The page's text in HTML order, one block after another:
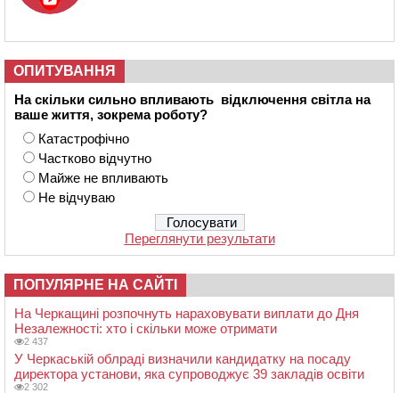
ОПИТУВАННЯ
На скільки сильно впливають відключення світла на
ваше життя, зокрема роботу?
Катастрофічно
Частково відчутно
Майже не впливають
Не відчуваю
Переглянути результати
ПОПУЛЯРНЕ НА САЙТІ
На Черкащині розпочнуть нараховувати виплати до Дня
Незалежності: хто і скільки може отримати
2 437
У Черкаській облраді визначили кандидатку на посаду
директора установи, яка супроводжує 39 закладів освіти
2 302